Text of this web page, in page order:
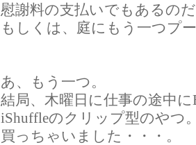
慰謝料の支払いでもあるの
もしくは、庭にもう一つプ
あ、もう一つ。
結局、木曜日に仕事の途中
iShuffleのクリップ型のやつ
買っちゃいました・・・。